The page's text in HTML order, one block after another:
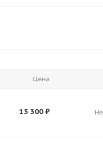
Цена
15 300 ₽